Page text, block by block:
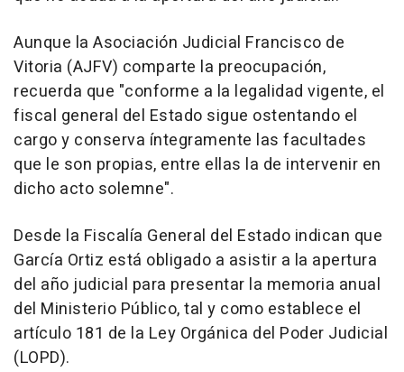
Aunque la Asociación Judicial Francisco de
Vitoria (AJFV) comparte la preocupación,
recuerda que "conforme a la legalidad vigente, el
fiscal general del Estado sigue ostentando el
cargo y conserva íntegramente las facultades
que le son propias, entre ellas la de intervenir en
dicho acto solemne".
Desde la Fiscalía General del Estado indican que
García Ortiz está obligado a asistir a la apertura
del año judicial para presentar la memoria anual
del Ministerio Público, tal y como establece el
artículo 181 de la Ley Orgánica del Poder Judicial
(LOPD).